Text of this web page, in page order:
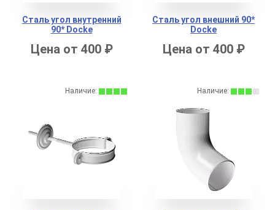
Сталь угол внутренний
90* Docke
Цена от 400 ₽
Сталь угол внешний 90*
Docke
Цена от 400 ₽
Наличие: Наличие: